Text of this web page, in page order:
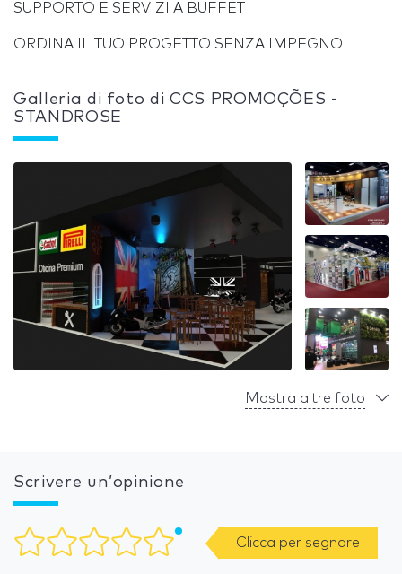
SUPPORTO E SERVIZI A BUFFET
ORDINA IL TUO PROGETTO SENZA IMPEGNO
Galleria di foto di CCS PROMOÇÕES -
STANDROSE
Mostra altre foto
Scrivere un’opinione
Clicca per segnare